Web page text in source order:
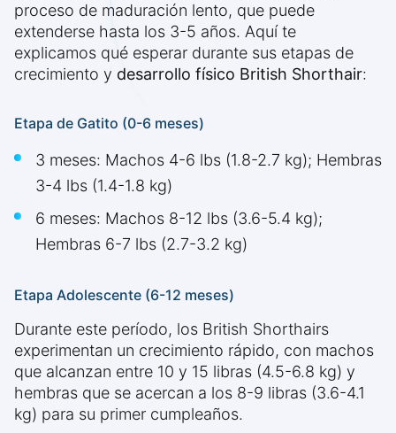
proceso de maduración lento, que puede
extenderse hasta los 3-5 años. Aquí te
explicamos qué esperar durante sus etapas de
crecimiento y desarrollo físico British Shorthair:
Etapa de Gatito (0-6 meses)
3 meses: Machos 4-6 lbs (1.8-2.7 kg); Hembras
3-4 lbs (1.4-1.8 kg)
6 meses: Machos 8-12 lbs (3.6-5.4 kg);
Hembras 6-7 lbs (2.7-3.2 kg)
Etapa Adolescente (6-12 meses)
Durante este período, los British Shorthairs
experimentan un crecimiento rápido, con machos
que alcanzan entre 10 y 15 libras (4.5-6.8 kg) y
hembras que se acercan a los 8-9 libras (3.6-4.1
kg) para su primer cumpleaños.